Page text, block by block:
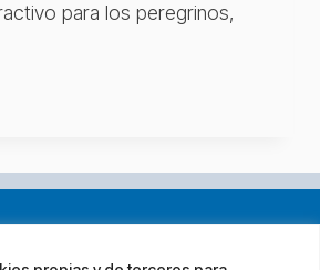
para los peregrinos,